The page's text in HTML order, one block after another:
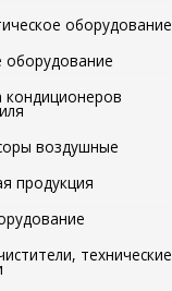
оборудование
оборудование
кондиционеров
воздушные
продукция
технические